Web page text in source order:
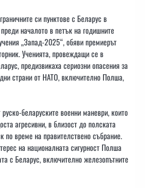
си пунктове с Беларус в
началото в петък на годишните
„Запад-2025“, обяви премиерът
Ученията, провеждащи се в
предизвикаха сериозни опасения за
страни от НАТО, включително Полша,
беларуските военни маневри, които
агресивни, в близост до полската
по време на правителствено събрание.
на националната сигурност Полша
с Беларус, включително железопътните